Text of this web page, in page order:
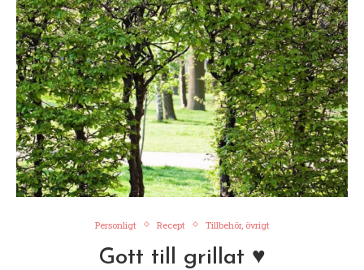
Personligt Recept Tillbehör, övrigt
Gott till grillat ♥